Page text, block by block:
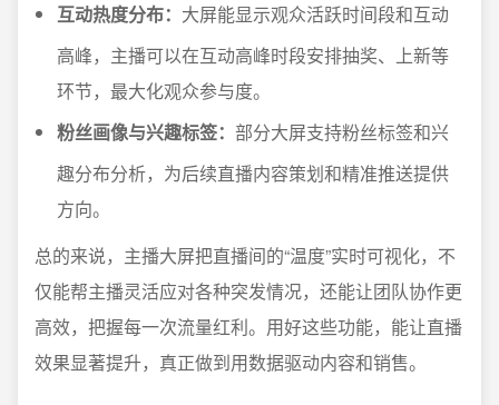
互动热度分布： 大屏能显示观众活跃时间段和互动
高峰，主播可以在互动高峰时段安排抽奖、上新等
环节，最大化观众参与度。
粉丝画像与兴趣标签： 部分大屏支持粉丝标签和兴
趣分布分析，为后续直播内容策划和精准推送提供
方向。
总的来说，主播大屏把直播间的“温度”实时可视化，不
仅能帮主播灵活应对各种突发情况，还能让团队协作更
高效，把握每一次流量红利。用好这些功能，能让直播
效果显著提升，真正做到用数据驱动内容和销售。